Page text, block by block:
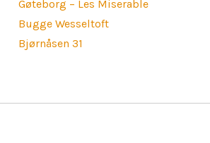
Gøteborg – Les Miserable
Bugge Wesseltoft
Bjørnåsen 31